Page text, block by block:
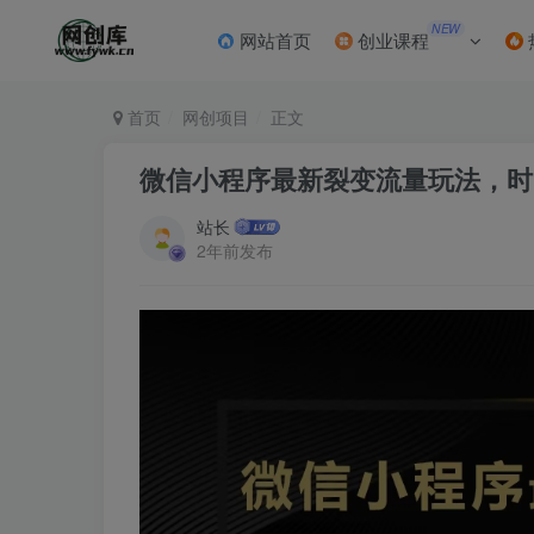
网站首页 创业课程 NEW
首页 网创项目 正文
微信小程序最新裂变流量玩法，
站长
2年前发布